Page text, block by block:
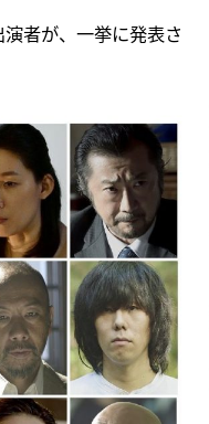
者が、一挙に発表さ